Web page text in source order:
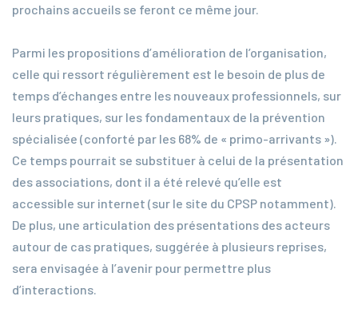
prochains accueils se feront ce même jour.
Parmi les propositions d’amélioration de l’organisation,
celle qui ressort régulièrement est le besoin de plus de
temps d’échanges entre les nouveaux professionnels, sur
leurs pratiques, sur les fondamentaux de la prévention
spécialisée (conforté par les 68% de « primo-arrivants »).
Ce temps pourrait se substituer à celui de la présentation
des associations, dont il a été relevé qu’elle est
accessible sur internet (sur le site du CPSP notamment).
De plus, une articulation des présentations des acteurs
autour de cas pratiques, suggérée à plusieurs reprises,
sera envisagée à l’avenir pour permettre plus
d’interactions.